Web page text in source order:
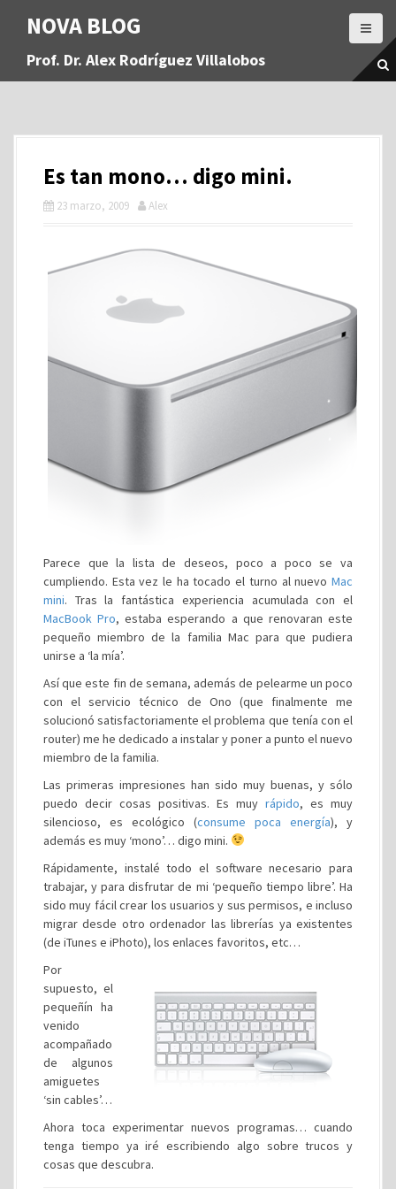
a
NOVA BLOG
Prof. Dr. Alex Rodríguez Villalobos
Es tan mono… digo mini.
23 marzo, 2009 Alex
Parece que la lista de deseos, poco a poco se va
cumpliendo. Esta vez le ha tocado el turno al nuevo Mac
mini. Tras la fantástica experiencia acumulada con el
MacBook Pro, estaba esperando a que renovaran este
pequeño miembro de la familia Mac para que pudiera
unirse a ‘la mía’.
Así que este fin de semana, además de pelearme un poco
con el servicio técnico de Ono (que finalmente me
solucionó satisfactoriamente el problema que tenía con el
router) me he dedicado a instalar y poner a punto el nuevo
miembro de la familia.
Las primeras impresiones han sido muy buenas, y sólo
puedo decir cosas positivas. Es muy rápido, es muy
silencioso, es ecológico (consume poca energía), y
además es muy ‘mono’… digo mini.
Rápidamente, instalé todo el software necesario para
trabajar, y para disfrutar de mi ‘pequeño tiempo libre’. Ha
sido muy fácil crear los usuarios y sus permisos, e incluso
migrar desde otro ordenador las librerías ya existentes
(de iTunes e iPhoto), los enlaces favoritos, etc…
Por
supuesto, el
pequeñín ha
venido
acompañado
de algunos
amiguetes
‘sin cables’…
Ahora toca experimentar nuevos programas… cuando
tenga tiempo ya iré escribiendo algo sobre trucos y
cosas que descubra.